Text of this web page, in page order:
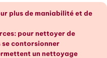
un coup d’œil
plus de maniabilité et de
pour nettoyer de
se contorsionner
un nettoyage